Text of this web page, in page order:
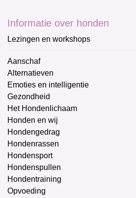
Informatie over honden
Lezingen en workshops
Aanschaf
Alternatieven
Emoties en intelligentie
Gezondheid
Het Hondenlichaam
Honden en wij
Hondengedrag
Hondenrassen
Hondensport
Hondenspullen
Hondentraining
Opvoeding